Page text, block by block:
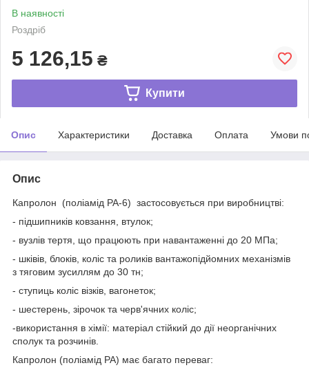
В наявності
Роздріб
5 126,15 ₴
Купити
Опис Характеристики Доставка Оплата Умови
Опис
Капролон (поліамід РА-6) застосовується при виробництві:
- підшипників ковзання, втулок;
- вузлів тертя, що працюють при навантаженні до 20 МПа;
- шківів, блоків, коліс та роликів вантажопідйомних механізмів
з тяговим зусиллям до 30 тн;
- ступиць коліс візків, вагонеток;
- шестерень, зірочок та черв'ячних коліс;
-використання в хімії: матеріал стійкий до дії неорганічних
сполук та розчинів.
Капролон (поліамід РА) має багато переваг: